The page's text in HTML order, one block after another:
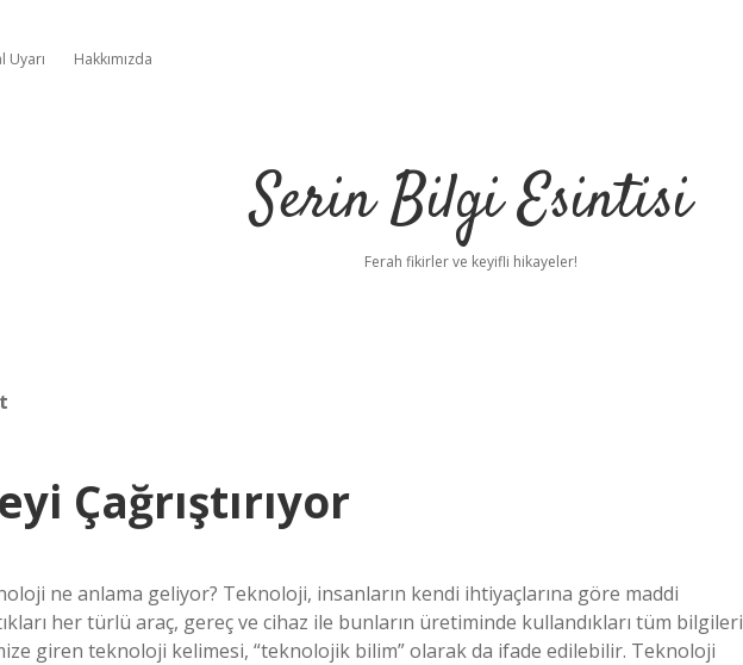
Uyarı Hakkımızda
Serin Bilgi Esintisi
Ferah fikirler ve keyifli hikayeler!
Çağrıştırıyor
ne anlama geliyor? Teknoloji, insanların kendi ihtiyaçlarına göre maddi
her türlü araç, gereç ve cihaz ile bunların üretiminde kullandıkları tüm bilgileri
giren teknoloji kelimesi, “teknolojik bilim” olarak da ifade edilebilir. Teknoloji